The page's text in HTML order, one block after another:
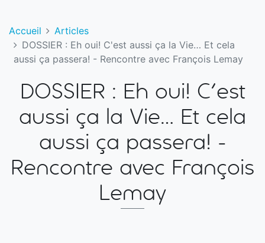
Accueil
Articles
DOSSIER : Eh oui! C'est aussi ça la Vie… Et cela
aussi ça passera! - Rencontre avec François Lemay
DOSSIER : Eh oui! C'est
aussi ça la Vie… Et cela
aussi ça passera! -
Rencontre avec François
Lemay